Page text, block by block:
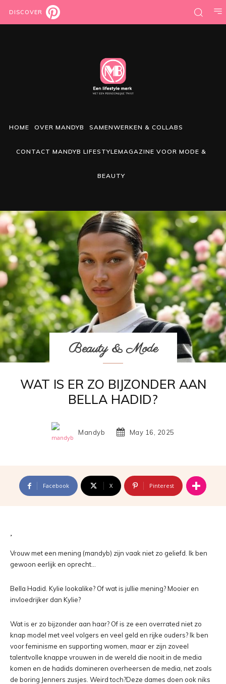
DISCOVER
HOME OVER MANDYB SAMENWERKEN & COLLABS
CONTACT MANDYB LIFESTYLEMAGAZINE VOOR MODE &
BEAUTY
Beauty & Mode
WAT IS ER ZO BIJZONDER AAN
BELLA HADID?
Mandyb May 16, 2025
Facebook X Pinterest
Vrouw met een mening (mandyb) zijn vaak niet zo geliefd. Ik ben
gewoon eerlijk en oprecht…
Bella Hadid. Kylie lookalike? Of wat is jullie mening? Mooier en
invloedrijker dan Kylie?
Wat is er zo bijzonder aan haar? Of is ze een overrated niet zo
knap model met veel volgers en veel geld en rijke ouders? Ik ben
voor feminisme en supporting women, maar er zijn zoveel
talentvolle knappe vrouwen in de wereld die nooit in de media
komen en de hadids domineren overheersen de media, net zoals
de boring Jenners zusjes. Weird toch?Deze dames doen ook niks